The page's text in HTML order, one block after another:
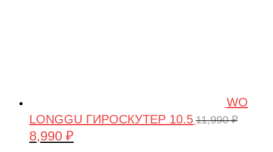
WO
LONGGU ГИРОСКУТЕР 10.5 11,990₽
Первоначальная
8,990 ₽